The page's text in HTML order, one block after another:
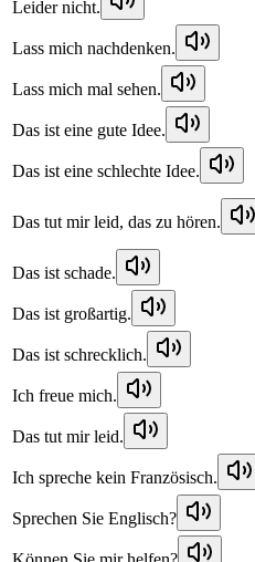
Leider nicht.
Lass mich nachdenken.
Lass mich mal sehen.
Das ist eine gute Idee.
Das ist eine schlechte Idee.
Das tut mir leid, das zu hören.
Das ist schade.
Das ist großartig.
Das ist schrecklich.
Ich freue mich.
Das tut mir leid.
Ich spreche kein Französisch.
Sprechen Sie Englisch?